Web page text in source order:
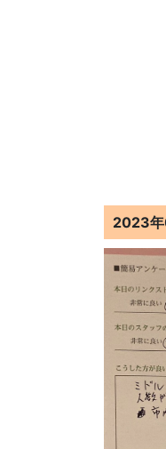
2023年